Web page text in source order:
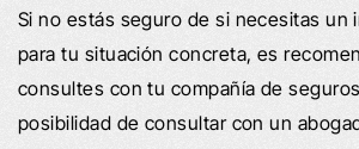
Si no estás seguro de si necesitas un
para tu situación concreta, es
consultes con tu compañía de
posibilidad de consultar con un